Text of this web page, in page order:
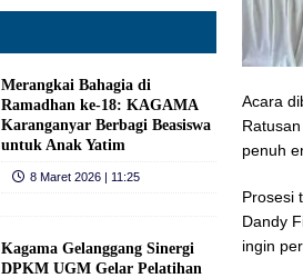
Acara
penuh
Prosesi
Dandy
ingin
Merangkai Bahagia di
Ramadhan ke‑18: KAGAMA
Karanganyar Berbagi Beasiswa
untuk Anak Yatim
8 Maret 2026 | 11:25
Kagama Gelanggang Sinergi
DPKM UGM Gelar Pelatihan